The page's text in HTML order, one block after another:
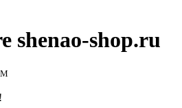
shenao-shop.ru
!